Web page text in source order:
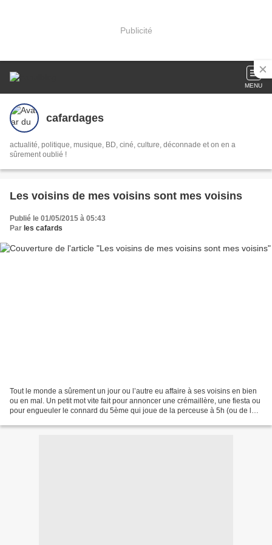
Publicité
MENU
cafardages
actualité, politique, musique, BD, ciné, culture, déconnade et on en a
sûrement oublié !
Les voisins de mes voisins sont mes voisins
Publié le 01/05/2015 à 05:43
Par les cafards
Tout le monde a sûrement un jour ou l’autre eu affaire à ses voisins en bien
ou en mal. Un petit mot vite fait pour annoncer une crémaillère, une fiesta ou
pour engueuler le connard du 5ème qui joue de la perceuse à 5h (ou de la